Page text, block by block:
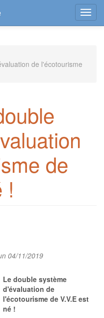
de l'écotourisme
de
!
04/11/2019
Le double système
d'évaluation de
l'écotourisme de V.V.E est
né !